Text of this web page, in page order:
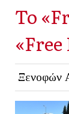
Το
«Free
Ξενοφών